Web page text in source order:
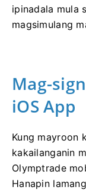
ipinadala mula
magsimulang
Mag-
iOS App
Kung mayroon
kakailanganin
Olymptrade
Hanapin